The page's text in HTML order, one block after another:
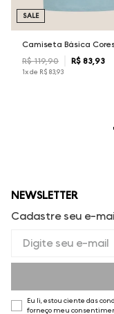
R$ 119,90 R$ 83, 93
1x de R$ 83,93
SALE
NEWSLETTER
Cadastre seu e-
Eu li, estou ciente das
forneço meu